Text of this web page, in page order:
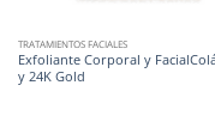
TRATAMIENTOS FACIALES
Exfoliante Corporal y
y 24K Gold